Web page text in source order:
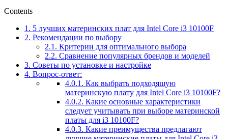
Contents
1. 5 лучших материнских плат для Intel Core i3 10100F
2. Рекомендации по выбору
2.1. Критерии для оптимального выбора
2.2. Сравнение популярных брендов и моделей
3. Советы по установке и настройке
4. Вопрос-ответ:
4.0.1. Как выбрать подходящую
материнскую плату для Intel Core i3 10100F?
4.0.2. Какие основные характеристики
следует учитывать при выборе материнской
платы для i3 10100F?
4.0.3. Какие преимущества предлагают